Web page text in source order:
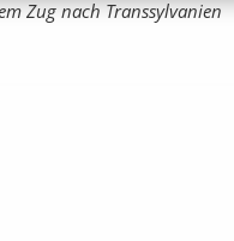
Zug nach Transsylvanien